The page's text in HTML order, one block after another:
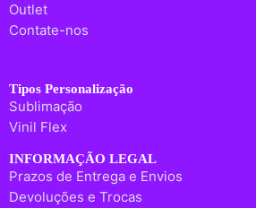
Outlet
Contate-nos
Tipos Personalização
Sublimação
Vinil Flex
INFORMAÇÃO LEGAL
Prazos de Entrega e Envios
Devoluções e Trocas